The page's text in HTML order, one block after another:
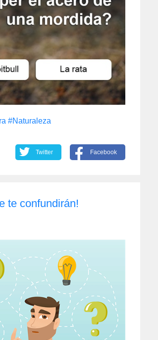
#Naturaleza
Twitter Facebook
te confundirán!